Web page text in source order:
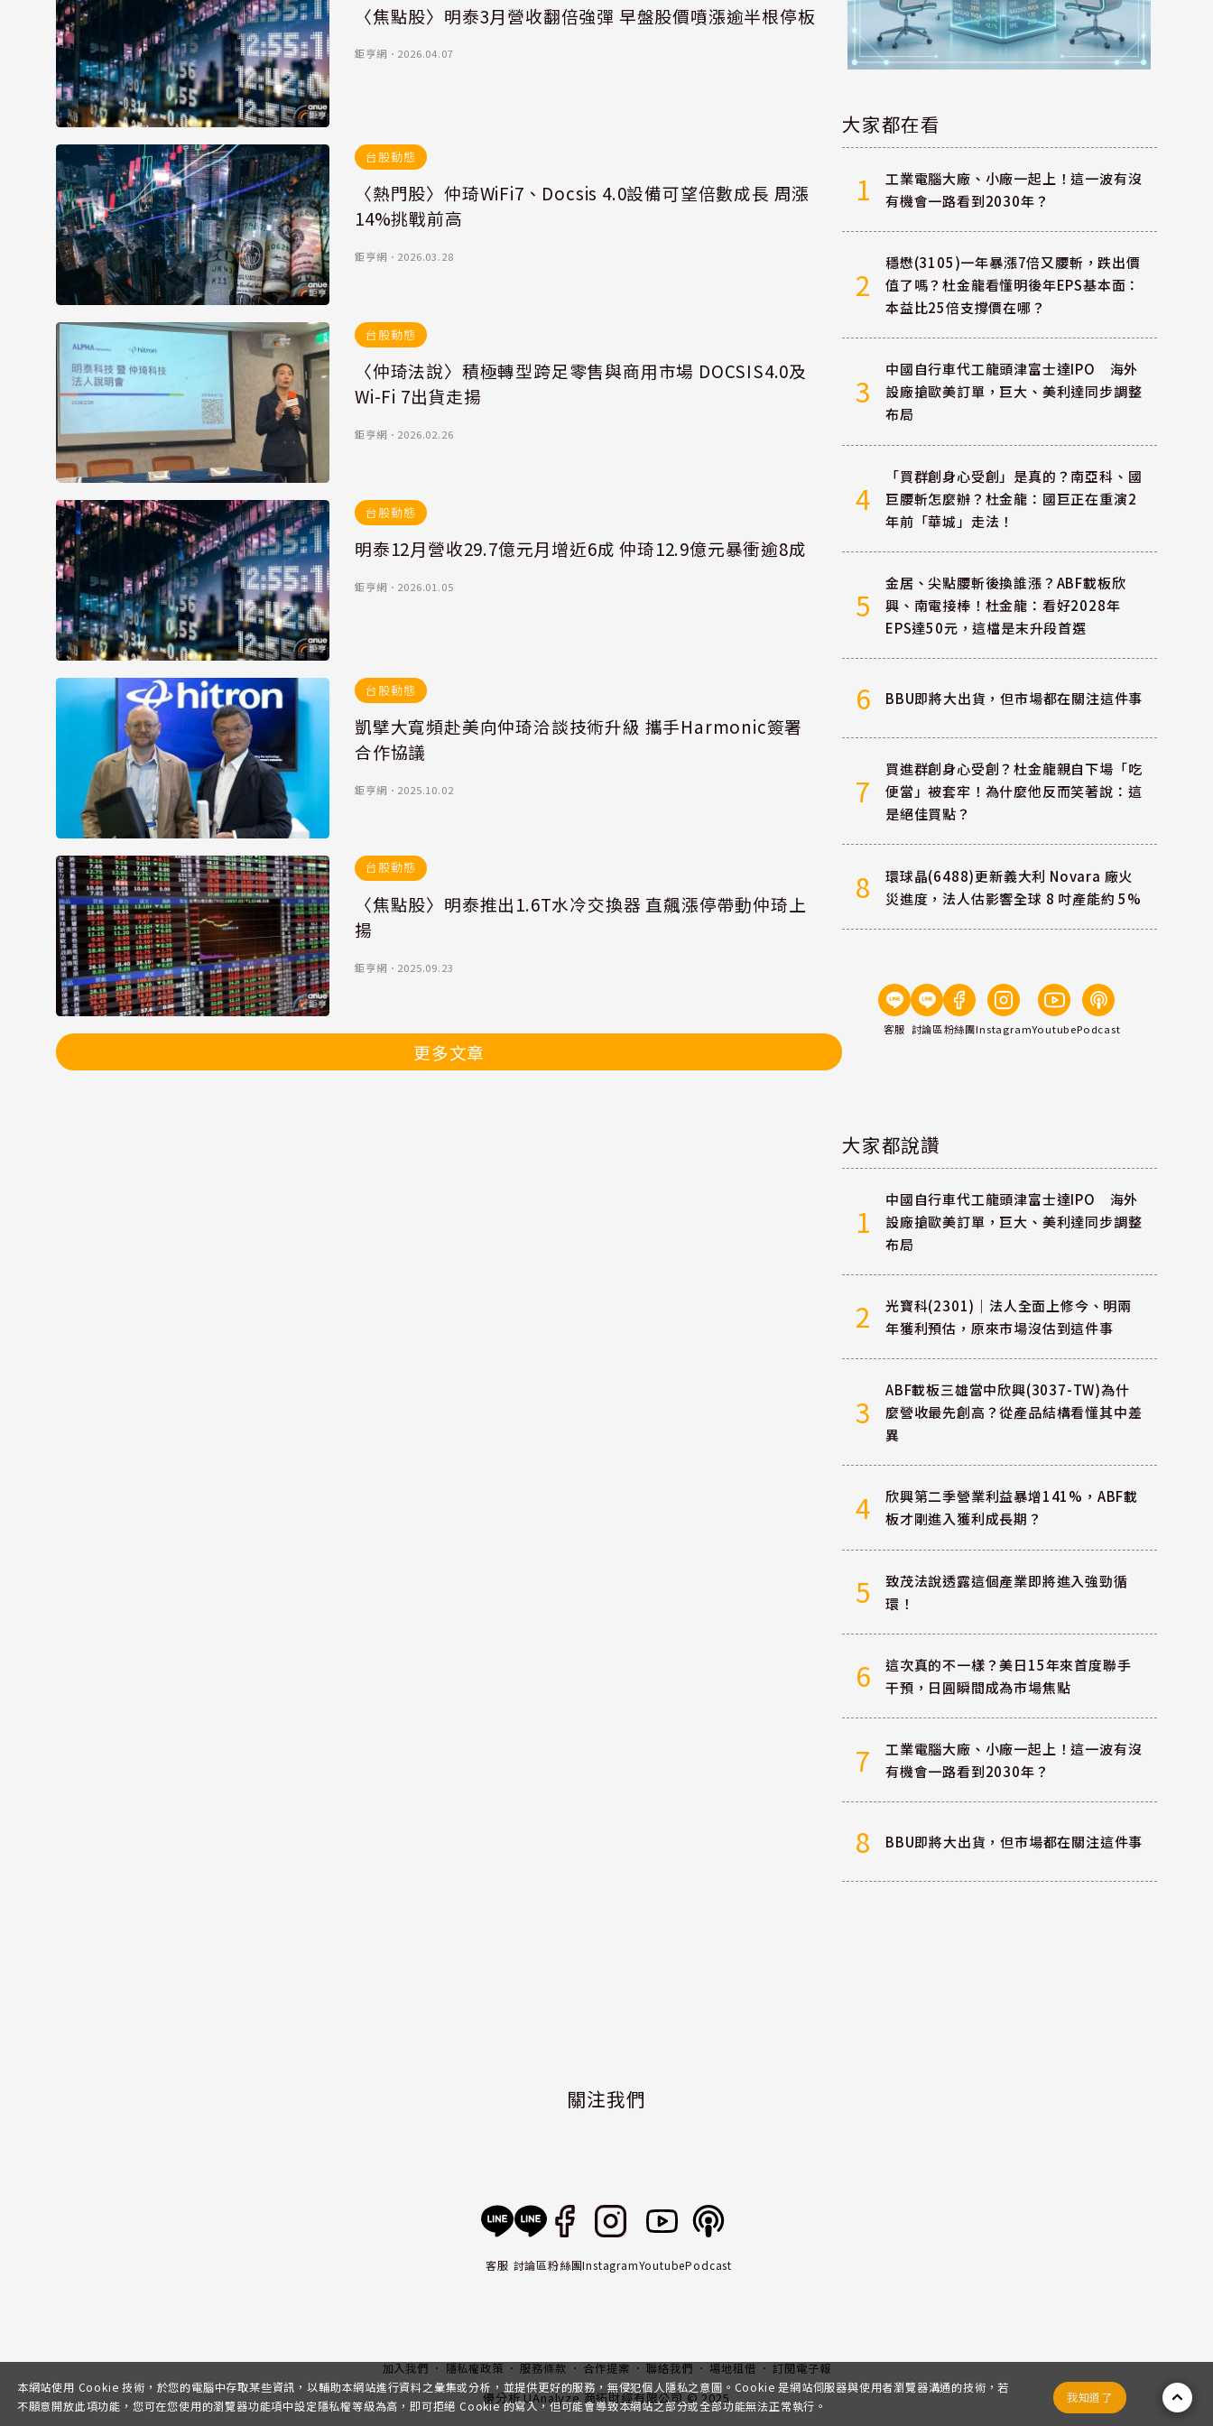
〈焦點股〉明泰3月營收翻倍強彈 早盤股價噴漲逾半根停板
鉅亨網 ． 2026.04.07
台股動態
〈熱門股〉仲琦WiFi7、Docsis 4.0設備可望倍數成長 周漲
14%挑戰前高
鉅亨網 ． 2026.03.28
台股動態
〈仲琦法說〉積極轉型跨足零售與商用市場 DOCSIS4.0及
Wi-Fi 7出貨走揚
鉅亨網 ． 2026.02.26
台股動態
明泰12月營收29.7億元月增近6成 仲琦12.9億元暴衝逾8成
鉅亨網 ． 2026.01.05
台股動態
凱擘大寬頻赴美向仲琦洽談技術升級 攜手Harmonic簽署
合作協議
鉅亨網 ． 2025.10.02
台股動態
〈焦點股〉明泰推出1.6T水冷交換器 直飆漲停帶動仲琦上
揚
鉅亨網 ． 2025.09.23
更多文章
大家都在看
1
工業電腦大廠、小廠一起上！這一波有沒
有機會一路看到2030年？
2
穩懋(3105)一年暴漲7倍又腰斬，跌出價
值了嗎？杜金龍看懂明後年EPS基本面：
本益比25倍支撐價在哪？
3
中國自行車代工龍頭津富士達IPO 海外
設廠搶歐美訂單，巨大、美利達同步調整
布局
4
「買群創身心受創」是真的？南亞科、國
巨腰斬怎麼辦？杜金龍：國巨正在重演2
年前「華城」走法！
5
金居、尖點腰斬後換誰漲？ABF載板欣
興、南電接棒！杜金龍：看好2028年
EPS達50元，這檔是末升段首選
6 BBU即將大出貨，但市場都在關注這件事
7
買進群創身心受創？杜金龍親自下場「吃
便當」被套牢！為什麼他反而笑著說：這
是絕佳買點？
8
環球晶(6488)更新義大利 Novara 廠火
災進度，法人估影響全球 8 吋產能約 5%
客服 討論區粉絲團InstagramYoutubePodcast
大家都說讚
1
中國自行車代工龍頭津富士達IPO 海外
設廠搶歐美訂單，巨大、美利達同步調整
布局
2
光寶科(2301)｜法人全面上修今、明兩
年獲利預估，原來市場沒估到這件事
3
ABF載板三雄當中欣興(3037-TW)為什
麼營收最先創高？從產品結構看懂其中差
異
4
欣興第二季營業利益暴增141%，ABF載
板才剛進入獲利成長期？
5
致茂法說透露這個產業即將進入強勁循
環！
6
這次真的不一樣？美日15年來首度聯手
干預，日圓瞬間成為市場焦點
7
工業電腦大廠、小廠一起上！這一波有沒
有機會一路看到2030年？
8 BBU即將大出貨，但市場都在關注這件事
關注我們
客服 討論區粉絲團InstagramYoutubePodcast
加入我們 隱私權政策 服務條款 合作提案 聯絡我們 場地租借 訂閱電子報
優分析 UAnalyze 商拓財經有限公司 © 2025
本網站使用 Cookie 技術，於您的電腦中存取某些資訊，以輔助本網站進行資料之彙集或分析，並提供更好的服務，無侵犯個人隱私之意圖。Cookie 是網站伺服器與使用者瀏覽器溝通的技術，若
不願意開放此項功能，您可在您使用的瀏覽器功能項中設定隱私權等級為高，即可拒絕 Cookie 的寫入，但可能會導致本網站之部分或全部功能無法正常執行。
我知道了